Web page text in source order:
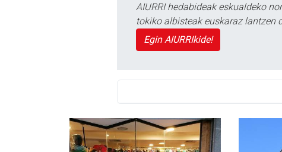
AIURRI hedabideak eskualdeko
tokiko albisteak euskaraz lantzen
Egin AIURRIkide!